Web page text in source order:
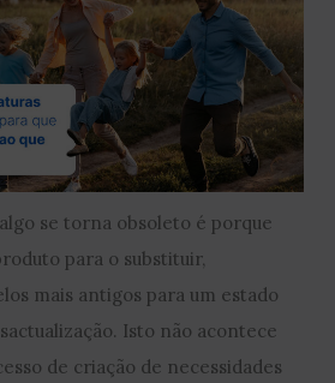
se torna obsoleto é porque
para o substituir,
mais antigos para um estado
Isto não acontece
de criação de necessidades